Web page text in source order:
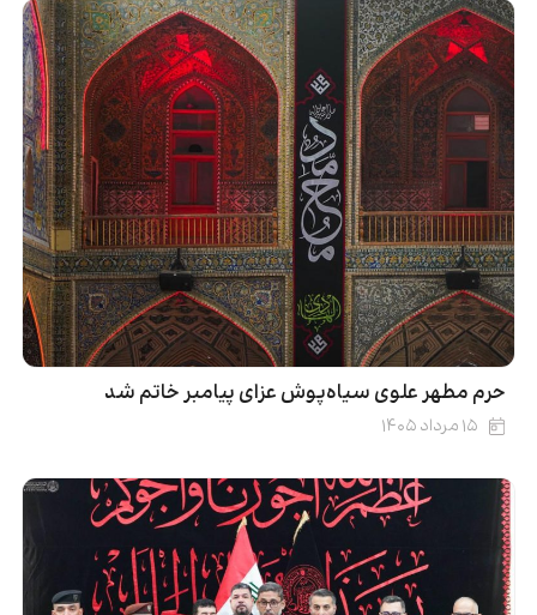
حرم مطهر علوی سیاه‌پوش عزای پیامبر خاتم شد
۱۵ مرداد ۱۴۰۵